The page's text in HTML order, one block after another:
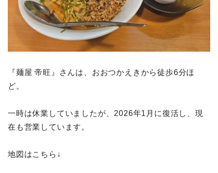
『麺屋 帝旺』さんは、おおつかえきから徒歩6分ほ
ど。
一時は休業していましたが、2026年1月に復活し、現
在も営業しています。
地図はこちら↓